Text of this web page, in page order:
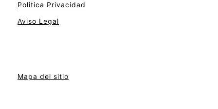
Politica Privacidad
Aviso Legal
Mapa del sitio